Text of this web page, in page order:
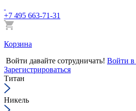
+7 495 663-71-31
Корзина
Войти давайте сотрудничать! Войти
Зарегистрироваться
Титан
Никель